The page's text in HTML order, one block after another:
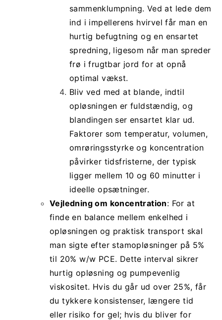
sammenklumpning. Ved at lede dem
ind i impellerens hvirvel får man en
hurtig befugtning og en ensartet
spredning, ligesom når man spreder
frø i frugtbar jord for at opnå
optimal vækst.
Bliv ved med at blande, indtil
opløsningen er fuldstændig, og
blandingen ser ensartet klar ud.
Faktorer som temperatur, volumen,
omrøringsstyrke og koncentration
påvirker tidsfristerne, der typisk
ligger mellem 10 og 60 minutter i
ideelle opsætninger.
Vejledning om koncentration: For at
finde en balance mellem enkelhed i
opløsningen og praktisk transport skal
man sigte efter stamopløsninger på 5%
til 20% w/w PCE. Dette interval sikrer
hurtig opløsning og pumpevenlig
viskositet. Hvis du går ud over 25%, får
du tykkere konsistenser, længere tid
eller risiko for gel; hvis du bliver for